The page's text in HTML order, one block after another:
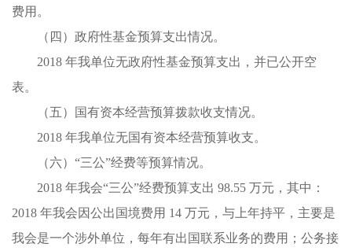
费用。
（四）政府性基金预算支出情况。
2018 年我单位无政府性基金预算支出，并已公开空
表。
（五）国有资本经营预算拨款收支情况。
2018 年我单位无国有资本经营预算收支。
（六）“三公”经费等预算情况。
2018 年我会“三公”经费预算支出 98.55 万元，其中：
2018 年我会因公出国境费用 14 万元，与上年持平，主要是
我会是一个涉外单位，每年有出国联系业务的费用；公务接